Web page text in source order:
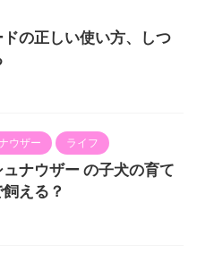
の正しい使い方、しつ
ウザー ライフ
ュナウザー の子犬の育て
える？